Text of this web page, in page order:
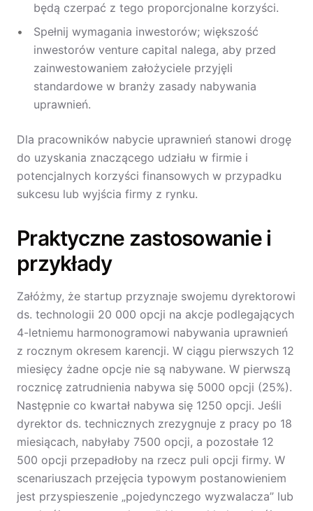
będą czerpać z tego proporcjonalne korzyści.
Spełnij wymagania inwestorów; większość
inwestorów venture capital nalega, aby przed
zainwestowaniem założyciele przyjęli
standardowe w branży zasady nabywania
uprawnień.
Dla pracowników nabycie uprawnień stanowi drogę
do uzyskania znaczącego udziału w firmie i
potencjalnych korzyści finansowych w przypadku
sukcesu lub wyjścia firmy z rynku.
Praktyczne zastosowanie i
przykłady
Załóżmy, że startup przyznaje swojemu dyrektorowi
ds. technologii 20 000 opcji na akcje podlegających
4-letniemu harmonogramowi nabywania uprawnień
z rocznym okresem karencji. W ciągu pierwszych 12
miesięcy żadne opcje nie są nabywane. W pierwszą
rocznicę zatrudnienia nabywa się 5000 opcji (25%).
Następnie co kwartał nabywa się 1250 opcji. Jeśli
dyrektor ds. technicznych zrezygnuje z pracy po 18
miesiącach, nabyłaby 7500 opcji, a pozostałe 12
500 opcji przepadłoby na rzecz puli opcji firmy. W
scenariuszach przejęcia typowym postanowieniem
jest przyspieszenie „pojedynczego wyzwalacza” lub